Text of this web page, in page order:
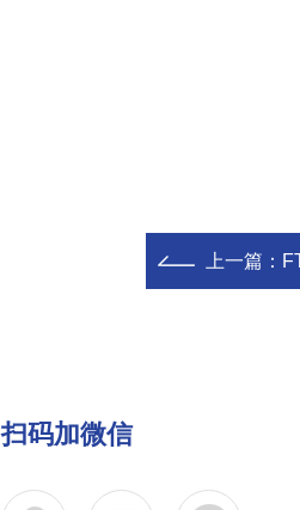
上一篇：
扫码加微信